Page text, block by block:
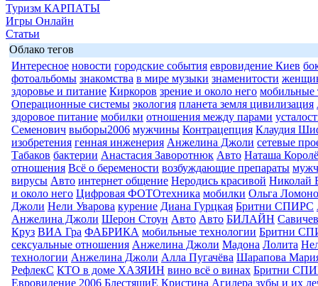
Туризм КАРПАТЫ
Игры Онлайн
Статьи
Облако тегов
Интересное новости городские события евровидение Киев
фотоальбомы знакомства в мире музыки знаменитости
здоровье и питание Киркоров зрение и около него мобильные
Операционные системы экология планета земля цивилизация
здоровое питание мобилки отношения между парами
Семенович выборы2006 мужчины Контрацепция Клаудия
изобретения генная инженерия Анжелина Джоли сетевые
Табаков бактерии Анастасия Заворотнюк Авто Наташа
отношения Всё о беремености возбуждающие препараты
вирусы Авто интернет общение Неродись красивой Николай
и около него Цифровая ФОТОтехника мобилки Ольга
Джоли Нели Уварова курение Диана Гурцкая Бритни СПИРС
Анжелина Джоли Шерон Стоун Авто Авто БИЛАЙН
Круз ВИА Гра ФАБРИКА мобильные технологии Бритни
сексуальные отношения Анжелина Джоли Мадона Лолита
технологии Анжелина Джоли Алла Пугачёва Шарапова
РефлекС КТО в доме ХАЗЯИН вино всё о винах Бритни
Евровидение 2006 БлестящиЕ Кристина Агилера зубы и их